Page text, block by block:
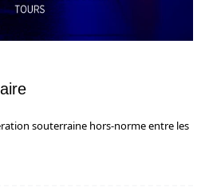
souterraine hors-norme entre les